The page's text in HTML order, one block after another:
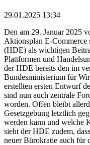
29.01.2025 13:34
Den am 29. Januar 2025
Aktionsplan E-Commerce
(HDE) als wichtigen
Plattformen und
der HDE bereits den im
Bundesministerium für
erstellten ersten Entwurf
sind nun auch zentrale
worden. Offen bleibt
Gesetzgebung letztlich
werden kann und welche
sieht der HDE zudem,
neuer Bürokratie auch für